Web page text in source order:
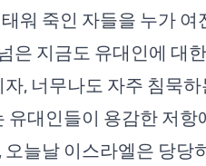
워 죽인 자들을 누가 여
은 지금도 유대인에 대
, 너무나도 자주 침묵
유대인들이 용감한 저
늘날 이스라엘은 당당